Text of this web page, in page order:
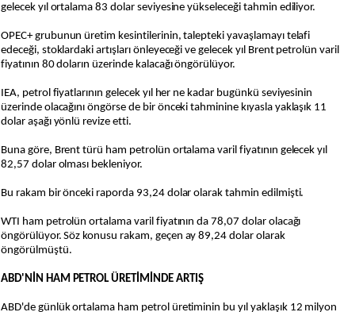
gelecek yıl ortalama 83 dolar seviyesine yükseleceği tahmin ediliyor.
OPEC+ grubunun üretim kesintilerinin, talepteki yavaşlamayı telafi
edeceği, stoklardaki artışları önleyeceği ve gelecek yıl Brent petrolün varil
fiyatının 80 doların üzerinde kalacağı öngörülüyor.
IEA, petrol fiyatlarının gelecek yıl her ne kadar bugünkü seviyesinin
üzerinde olacağını öngörse de bir önceki tahminine kıyasla yaklaşık 11
dolar aşağı yönlü revize etti.
Buna göre, Brent türü ham petrolün ortalama varil fiyatının gelecek yıl
82,57 dolar olması bekleniyor.
Bu rakam bir önceki raporda 93,24 dolar olarak tahmin edilmişti.
WTI ham petrolün ortalama varil fiyatının da 78,07 dolar olacağı
öngörülüyor. Söz konusu rakam, geçen ay 89,24 dolar olarak
öngörülmüştü.
ABD'NİN HAM PETROL ÜRETİMİNDE ARTIŞ
ABD'de günlük ortalama ham petrol üretiminin bu yıl yaklaşık 12 milyon